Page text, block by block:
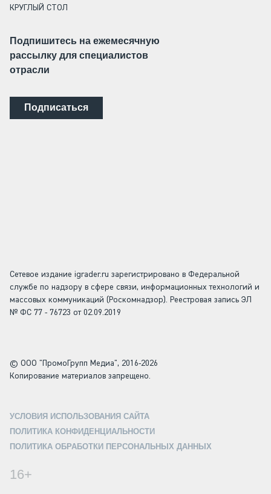
КРУГЛЫЙ СТОЛ
Подпишитесь на ежемесячную
рассылку для специалистов
отрасли
Подписаться
Сетевое издание igrader.ru зарегистрировано в Федеральной
службе по надзору в сфере связи, информационных технологий и
массовых коммуникаций (Роскомнадзор). Реестровая запись ЭЛ
№ ФС 77 - 76723 от 02.09.2019
© ООО "ПромоГрупп Медиа", 2016-2026
Копирование материалов запрещено.
УСЛОВИЯ ИСПОЛЬЗОВАНИЯ САЙТА
ПОЛИТИКА КОНФИДЕНЦИАЛЬНОСТИ
ПОЛИТИКА ОБРАБОТКИ ПЕРСОНАЛЬНЫХ ДАННЫХ
16+